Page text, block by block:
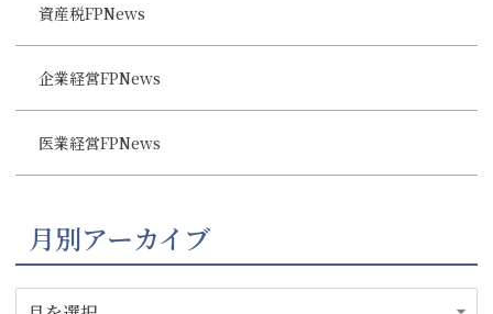
資産税FPNews
企業経営FPNews
医業経営FPNews
月別アーカイブ